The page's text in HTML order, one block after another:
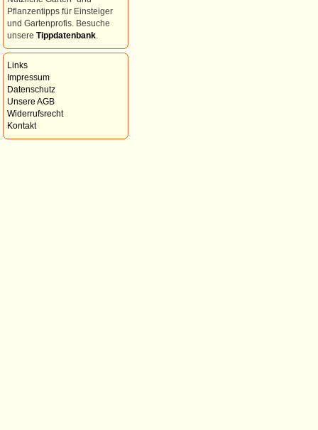
Pflanzentipps für Einsteiger
und Gartenprofis. Besuche
unsere Tippdatenbank
Links
Impressum
Datenschutz
Unsere AGB
Widerrufsrecht
Kontakt